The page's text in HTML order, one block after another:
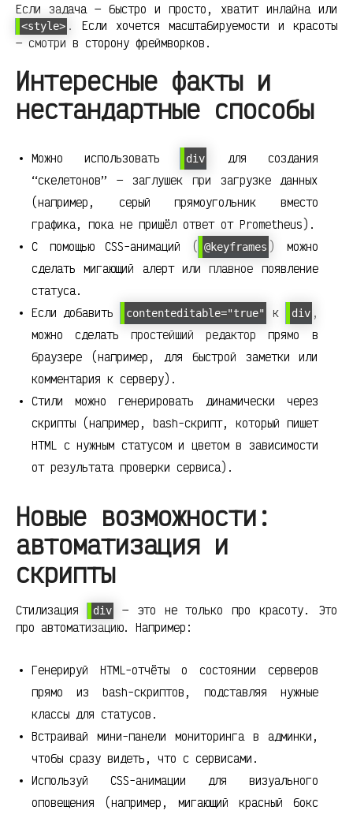
Если задача — быстро и просто, хватит инлайна или
<style> . Если хочется масштабируемости и красоты
— смотри в сторону фреймворков.
Интересные факты и
нестандартные способы
Можно использовать div
для создания
“скелетонов” — заглушек при загрузке данных
(например, серый прямоугольник вместо
графика, пока не пришёл ответ от Prometheus).
С помощью CSS-анимаций (
@keyframes ) можно
сделать мигающий алерт или плавное появление
статуса.
Если добавить
contenteditable="true" к div ,
можно сделать простейший редактор прямо в
браузере (например, для быстрой заметки или
комментария к серверу).
Стили можно генерировать динамически через
скрипты (например, bash-скрипт, который пишет
HTML с нужным статусом и цветом в зависимости
от результата проверки сервиса).
Новые возможности:
автоматизация и
скрипты
Стилизация div
— это не только про красоту. Это
про автоматизацию. Например:
Генерируй HTML-отчёты о состоянии серверов
прямо из bash-скриптов, подставляя нужные
классы для статусов.
Встраивай мини-панели мониторинга в админки,
чтобы сразу видеть, что с сервисами.
Используй CSS-анимации для визуального
оповещения (например, мигающий красный бокс